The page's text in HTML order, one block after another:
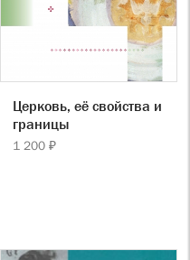
Церковь, её свойства и
границы
1 200 ₽